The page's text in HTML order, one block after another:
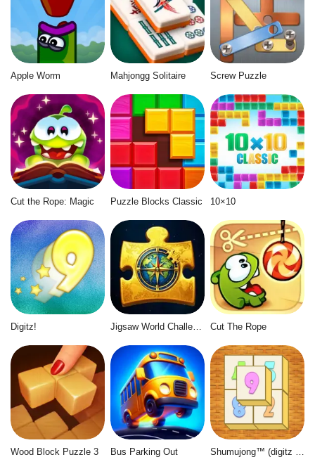
Apple Worm Mahjongg Solitaire Screw Puzzle
Cut the Rope: Magic Puzzle Blocks Classic 10×10
Digitz! Jigsaw World Challenge Cut The Rope
Wood Block Puzzle 3 Bus Parking Out Shumujong™ (digitz mahjong)